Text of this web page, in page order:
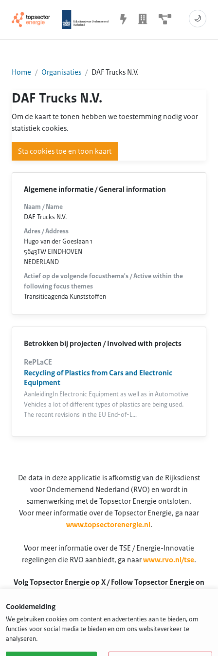
🌙
Home Organisaties DAF Trucks N.V.
DAF Trucks N.V.
Om de kaart te tonen hebben we toestemming nodig voor
statistiek cookies.
Sta cookies toe en toon kaart
Algemene informatie / General information
Naam / Name
DAF Trucks N.V.
Adres / Address
Hugo van der Goeslaan 1
5643TW EINDHOVEN
NEDERLAND
Actief op de volgende focusthema's / Active within the
following focus themes
Transitieagenda Kunststoffen
Betrokken bij projecten / Involved with projects
RePLaCE
Recycling of Plastics from Cars and Electronic
Equipment
AanleidingIn Electronic Equipment as well as in Automotive
Vehicles a lot of different types of plastics are being used.
The recent revisions in the EU End-of-L…
De data in deze applicatie is afkomstig van de Rijksdienst
voor Ondernemend Nederland (RVO) en wordt in
samenwerking met de Topsector Energie ontsloten.
Voor meer informatie over de Topsector Energie, ga naar
www.topsectorenergie.nl .
Voor meer informatie over de TSE / Energie-Innovatie
regelingen die RVO aanbiedt, ga naarwww.rvo.nl/tse.
Volg Topsector Energie op X / Follow Topsector Energie on
Cookiemelding
We gebruiken cookies om content en advertenties aan te bieden, om
functies voor social media te bieden en om ons websiteverkeer te
analyseren.